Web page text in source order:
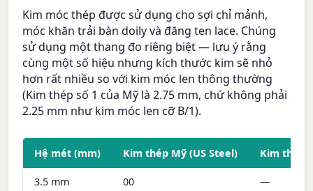
Kim móc thép được sử dụng cho sợi chỉ mảnh,
móc khăn trải bàn doily và đăng ten lace. Chúng
sử dụng một thang đo riêng biệt — lưu ý rằng
cùng một số hiệu nhưng kích thước kim sẽ nhỏ
hơn rất nhiều so với kim móc len thông thường
(Kim thép số 1 của Mỹ là 2.75 mm, chứ không phải
2.25 mm như kim móc len cỡ B/1).
Hệ mét (mm) Kim thép Mỹ (US Steel) Kim thép
3.5 mm 00 —